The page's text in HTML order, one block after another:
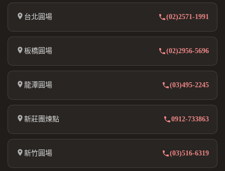
台北圓場 (02)2571-1991
板橋圓場 (02)2956-5696
龍潭圓場 (03)495-2245
新莊團煉點 0912-733863
新竹圓場 (03)516-6319